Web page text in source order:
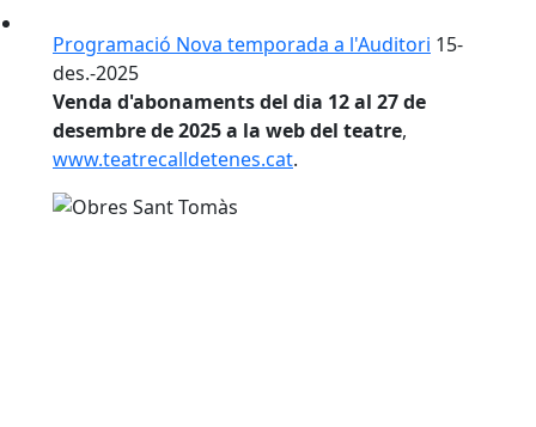
Programació Nova temporada a l'Auditori 15-
des.-2025
Venda d'abonaments del dia 12 al 27 de
desembre de 2025 a la web del teatre,
www.teatrecalldetenes.cat.